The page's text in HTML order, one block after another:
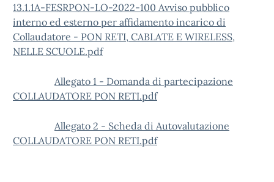
13.1.1A-FESRPON-LO-2022-100 Avviso pubblico
interno ed esterno per affidamento incarico di
Collaudatore - PON RETI, CABLATE E WIRELESS,
NELLE SCUOLE.pdf
Allegato 1 - Domanda di partecipazione
COLLAUDATORE PON RETI.pdf
Allegato 2 - Scheda di Autovalutazione
COLLAUDATORE PON RETI.pdf